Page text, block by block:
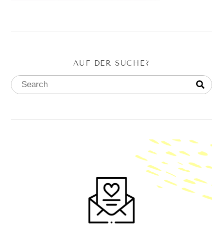
AUF DER SUCHE?